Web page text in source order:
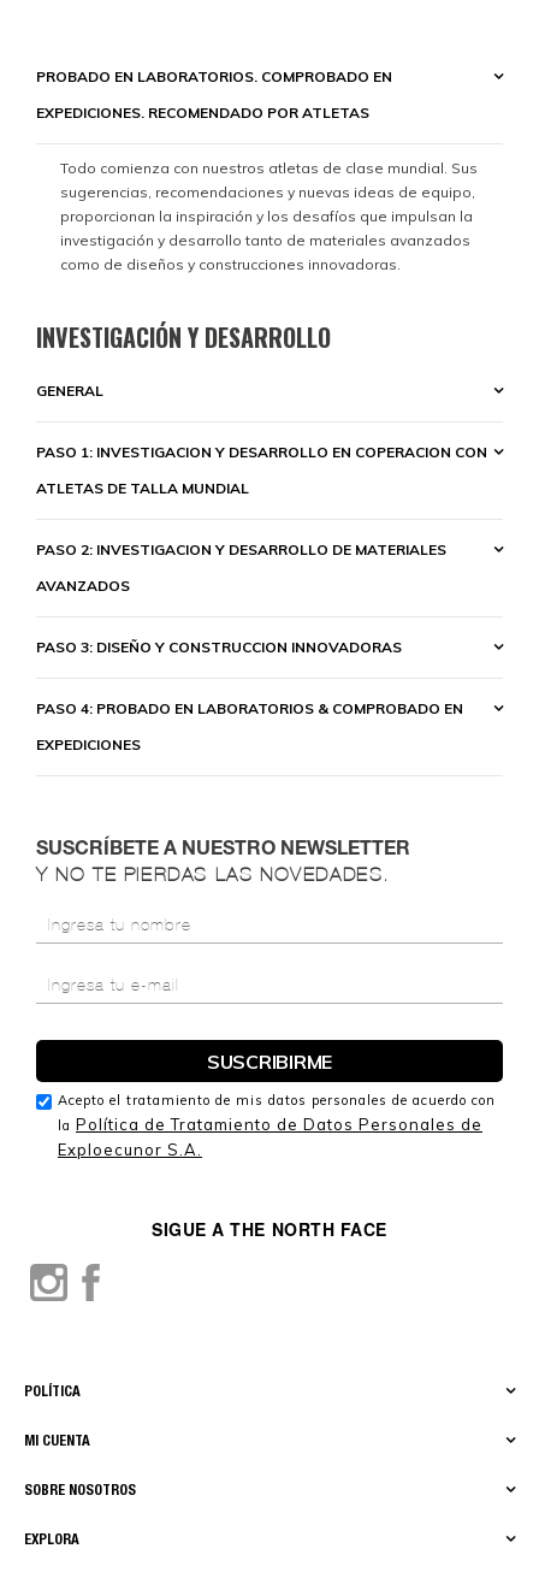
PROBADO EN LABORATORIOS. COMPROBADO EN
EXPEDICIONES. RECOMENDADO POR ATLETAS
Todo comienza con nuestros atletas de clase mundial. Sus
sugerencias, recomendaciones y nuevas ideas de equipo,
proporcionan la inspiración y los desafíos que impulsan la
investigación y desarrollo tanto de materiales avanzados
como de diseños y construcciones innovadoras.
INVESTIGACIÓN Y DESARROLLO
GENERAL
PASO 1: INVESTIGACION Y DESARROLLO EN COPERACION CON
ATLETAS DE TALLA MUNDIAL
PASO 2: INVESTIGACION Y DESARROLLO DE MATERIALES
AVANZADOS
PASO 3: DISEÑO Y CONSTRUCCION INNOVADORAS
PASO 4: PROBADO EN LABORATORIOS & COMPROBADO EN
EXPEDICIONES
EXPLORA
SOBRE NOSOTROS
MI CUENTA
POLÍTICA
SIGUE A THE NORTH FACE
SUSCRÍBETE A NUESTRO NEWSLETTER
Y NO TE PIERDAS LAS NOVEDADES.
Acepto el tratamiento de mis datos personales de acuerdo con
la Política de Tratamiento de Datos Personales de
Exploecunor S.A.